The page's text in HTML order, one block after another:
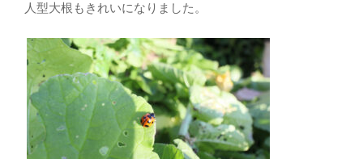
人型大根もきれいになりました。